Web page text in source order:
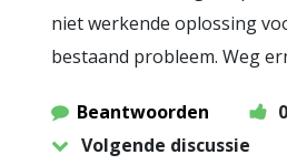
niet werkende oplossing
bestaand probleem. Weg
Beantwoorden
0
Volgende discussie